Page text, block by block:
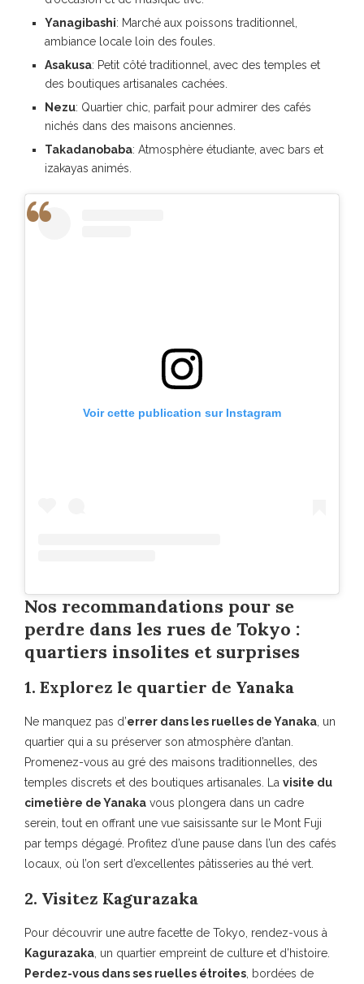
Yanagibashi: Marché aux poissons traditionnel,
ambiance locale loin des foules.
Asakusa: Petit côté traditionnel, avec des temples et
des boutiques artisanales cachées.
Nezu: Quartier chic, parfait pour admirer des cafés
nichés dans des maisons anciennes.
Takadanobaba: Atmosphère étudiante, avec bars et
izakayas animés.
Voir cette publication sur Instagram
Nos recommandations pour se
perdre dans les rues de Tokyo :
quartiers insolites et surprises
1. Explorez le quartier de Yanaka
Ne manquez pas d’errer dans les ruelles de Yanaka, un
quartier qui a su préserver son atmosphère d’antan.
Promenez-vous au gré des maisons traditionnelles, des
temples discrets et des boutiques artisanales. La visite du
cimetière de Yanaka vous plongera dans un cadre
serein, tout en offrant une vue saisissante sur le Mont Fuji
par temps dégagé. Profitez d’une pause dans l’un des cafés
locaux, où l’on sert d’excellentes pâtisseries au thé vert.
2. Visitez Kagurazaka
Pour découvrir une autre facette de Tokyo, rendez-vous à
Kagurazaka, un quartier empreint de culture et d’histoire.
Perdez-vous dans ses ruelles étroites, bordées de